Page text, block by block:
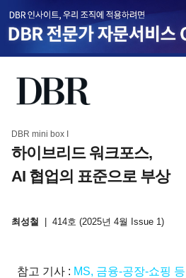
DBR mini box I
하이브리드 워크포스,
AI 협업의 표준으로 부상
최성철 414호 (2025년 4월 Issue 1)
참고 기사 : MS, 금융-공장-쇼핑